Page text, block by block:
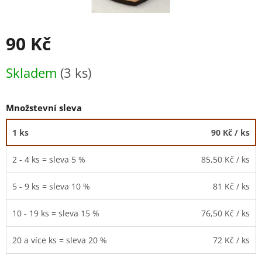
90 Kč
cena:
Skladem (3 ks)
Množstevní sleva
1 ks 90 Kč / ks
2 - 4 ks = sleva 5 % 85,50 Kč / ks
5 - 9 ks = sleva 10 % 81 Kč / ks
10 - 19 ks = sleva 15 % 76,50 Kč / ks
20 a více ks = sleva 20 % 72 Kč / ks